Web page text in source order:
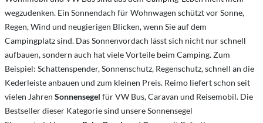
wegzudenken. Ein Sonnendach für Wohnwagen schützt vor Sonne,
Regen, Wind und neugierigen Blicken, wenn Sie auf dem
Campingplatz sind. Das Sonnenvordach lässt sich nicht nur schnell
aufbauen, sondern auch hat viele Vorteile beim Camping. Zum
Beispiel: Schattenspender, Sonnenschutz, Regenschutz, schnell an die
Kederleiste anbauen und zum kleinen Preis. Reimo liefert schon seit
vielen Jahren Sonnensegel für VW Bus, Caravan und Reisemobil. Die
Bestseller dieser Kategorie sind unsere Sonnensegel